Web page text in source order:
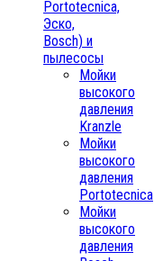
Portotecnica,
Эско,
Bosch) и
пылесосы
Мойки
высокого
давления
Kranzle
Мойки
высокого
давления
Portotecnica
Мойки
высокого
давления